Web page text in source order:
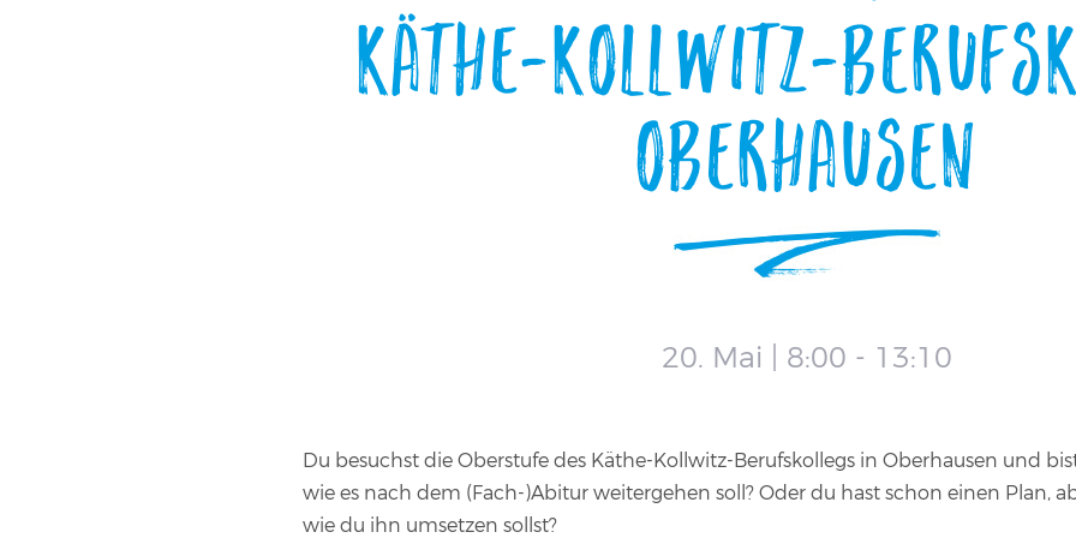
Käthe-Kollwitz-
Oberhausen
20. Mai | 8:00 - 13:10
Du besuchst die Oberstufe des Käthe-Kollwitz-Berufskollegs in Oberhausen und
wie es nach dem (Fach-)Abitur weitergehen soll? Oder du hast schon einen Plan,
wie du ihn umsetzen sollst?